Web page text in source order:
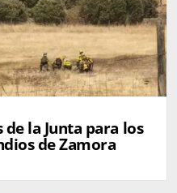
de la Junta para los
de Zamora